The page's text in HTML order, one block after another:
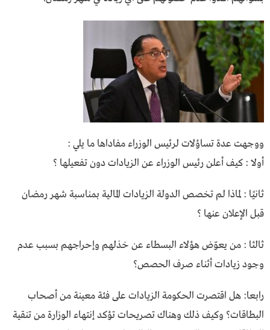
ووجهت عدة تساؤلات لرئيس الوزراء مفاداها ما يلي :
أولا : كيف أعلن رئيس الوزراء عن الزيادات دون تفعيلها ؟
ثانيًا : لماذا لم تخصص الدولة الزيادات المالية بمناسبة شهر رمضان
قبل الإعلان عنها ؟
ثالثا : من يعوّض هؤلاء البسطاء عن خذلهم وإحراجهم بسبب عدم
وجود زيادات أثناء صرف الحصص؟
رابعا: هل اقتصرت الحكومة الزيادات على فئة معينة من أصحاب
البطاقات؟ وكيف ذلك وهناك تصريحات تؤكد إنتهاء الوزارة من تنقية